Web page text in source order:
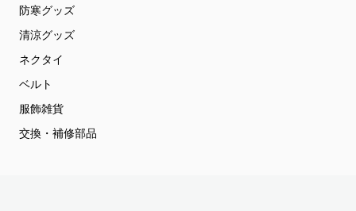
防寒グッズ
清涼グッズ
ネクタイ
ベルト
服飾雑貨
交換・補修部品